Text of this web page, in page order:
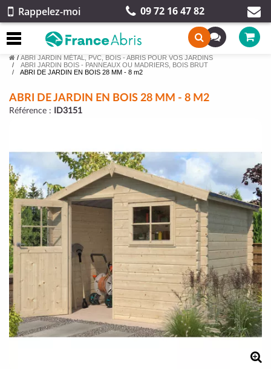
Rappelez-moi 09 72 16 47 82
/ ABRI JARDIN MÉTAL, PVC, BOIS - ABRIS POUR VOS JARDINS
ABRI JARDIN BOIS - PANNEAUX OU MADRIERS, BOIS BRUT
ABRI DE JARDIN EN BOIS 28 MM - 8 m2
ABRI DE JARDIN EN BOIS 28 MM - 8 M2
Référence : ID3151